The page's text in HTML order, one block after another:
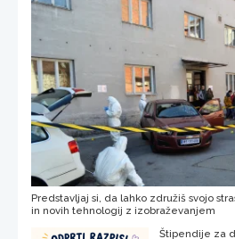
Predstavljaj si, da lahko združiš svojo
in novih tehnologij z izobraževanjem
Štipendije za